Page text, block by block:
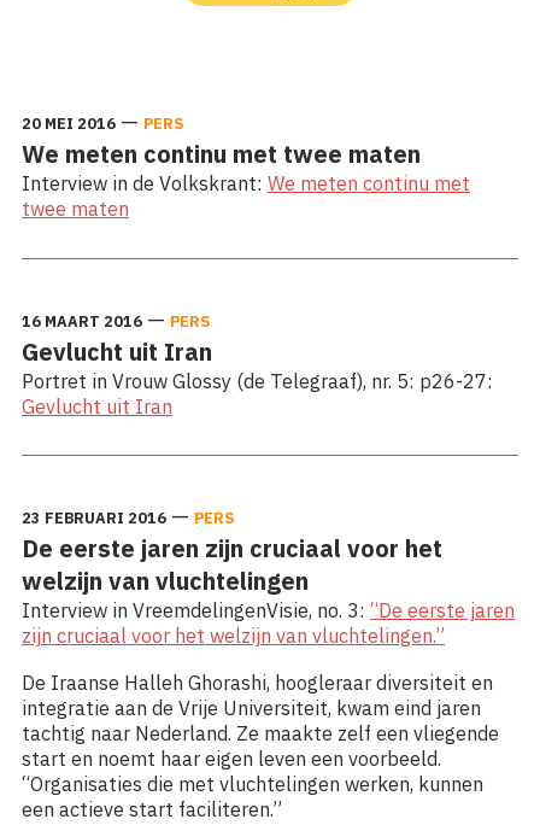
20 MEI 2016 — PERS
We meten continu met twee maten
Interview in de Volkskrant: We meten continu met
twee maten
16 MAART 2016 — PERS
Gevlucht uit Iran
Portret in Vrouw Glossy (de Telegraaf), nr. 5: p26-27:
Gevlucht uit Iran
23 FEBRUARI 2016 — PERS
De eerste jaren zijn cruciaal voor het
welzijn van vluchtelingen
Interview in VreemdelingenVisie, no. 3: “De eerste jaren
zijn cruciaal voor het welzijn van vluchtelingen.”
De Iraanse Halleh Ghorashi, hoogleraar diversiteit en
integratie aan de Vrije Universiteit, kwam eind jaren
tachtig naar Nederland. Ze maakte zelf een vliegende
start en noemt haar eigen leven een voorbeeld.
“Organisaties die met vluchtelingen werken, kunnen
een actieve start faciliteren.”